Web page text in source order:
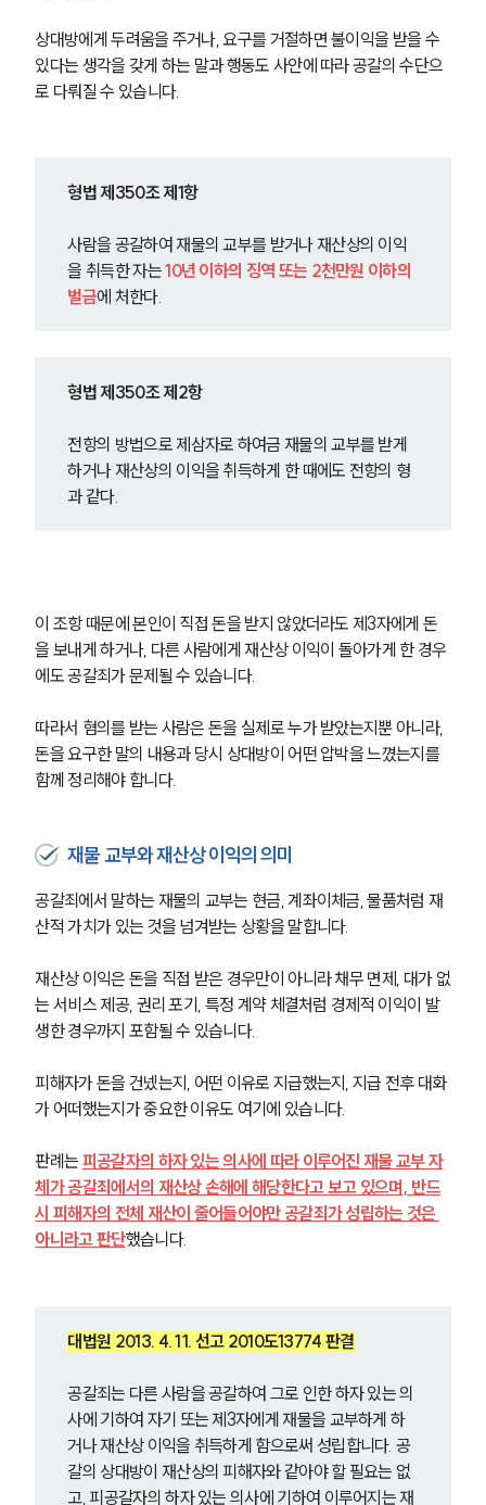
상대방에게 두려움을 주거나, 요구를 거절하면 불이익을 받을 수
있다는 생각을 갖게 하는 말과 행동도 사안에 따라 공갈의 수단으
로 다뤄질 수 있습니다.
형법 제350조 제1항
사람을 공갈하여 재물의 교부를 받거나 재산상의 이익
을 취득한 자는 10년 이하의 징역 또는 2천만원 이하의
벌금에 처한다.
형법 제350조 제2항
전항의 방법으로 제삼자로 하여금 재물의 교부를 받게
하거나 재산상의 이익을 취득하게 한 때에도 전항의 형
과 같다.
이 조항 때문에 본인이 직접 돈을 받지 않았더라도 제3자에게 돈
을 보내게 하거나, 다른 사람에게 재산상 이익이 돌아가게 한 경우
에도 공갈죄가 문제될 수 있습니다.
따라서 혐의를 받는 사람은 돈을 실제로 누가 받았는지뿐 아니라,
돈을 요구한 말의 내용과 당시 상대방이 어떤 압박을 느꼈는지를
함께 정리해야 합니다.
재물 교부와 재산상 이익의 의미
공갈죄에서 말하는 재물의 교부는 현금, 계좌이체금, 물품처럼 재
산적 가치가 있는 것을 넘겨받는 상황을 말합니다.
재산상 이익은 돈을 직접 받은 경우만이 아니라 채무 면제, 대가 없
는 서비스 제공, 권리 포기, 특정 계약 체결처럼 경제적 이익이 발
생한 경우까지 포함될 수 있습니다.
피해자가 돈을 건넸는지, 어떤 이유로 지급했는지, 지급 전후 대화
가 어떠했는지가 중요한 이유도 여기에 있습니다.
판례는 피공갈자의 하자 있는 의사에 따라 이루어진 재물 교부 자
체가 공갈죄에서의 재산상 손해에 해당한다고 보고 있으며, 반드
시 피해자의 전체 재산이 줄어들어야만 공갈죄가 성립하는 것은
아니라고 판단했습니다.
대법원 2013. 4. 11. 선고 2010도13774 판결
공갈죄는 다른 사람을 공갈하여 그로 인한 하자 있는 의
사에 기하여 자기 또는 제3자에게 재물을 교부하게 하
거나 재산상 이익을 취득하게 함으로써 성립합니다. 공
갈의 상대방이 재산상의 피해자와 같아야 할 필요는 없
고, 피공갈자의 하자 있는 의사에 기하여 이루어지는 재